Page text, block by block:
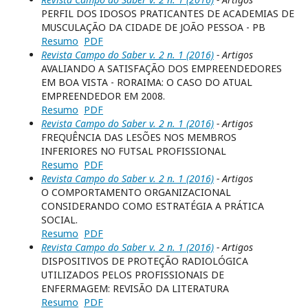
PERFIL DOS IDOSOS PRATICANTES DE ACADEMIAS DE
MUSCULAÇÃO DA CIDADE DE JOÃO PESSOA - PB
Resumo PDF
Revista Campo do Saber v. 2 n. 1 (2016) - Artigos
AVALIANDO A SATISFAÇÃO DOS EMPREENDEDORES
EM BOA VISTA - RORAIMA: O CASO DO ATUAL
EMPREENDEDOR EM 2008.
Resumo PDF
Revista Campo do Saber v. 2 n. 1 (2016) - Artigos
FREQUÊNCIA DAS LESÕES NOS MEMBROS
INFERIORES NO FUTSAL PROFISSIONAL
Resumo PDF
Revista Campo do Saber v. 2 n. 1 (2016) - Artigos
O COMPORTAMENTO ORGANIZACIONAL
CONSIDERANDO COMO ESTRATÉGIA A PRÁTICA
SOCIAL.
Resumo PDF
Revista Campo do Saber v. 2 n. 1 (2016) - Artigos
DISPOSITIVOS DE PROTEÇÃO RADIOLÓGICA
UTILIZADOS PELOS PROFISSIONAIS DE
ENFERMAGEM: REVISÃO DA LITERATURA
Resumo PDF